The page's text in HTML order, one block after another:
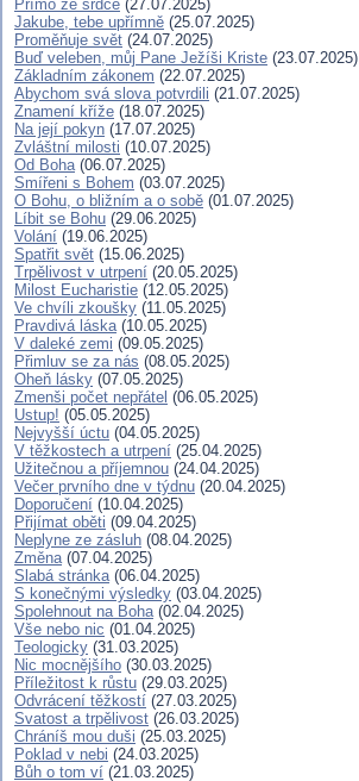
Přímo ze srdce (27.07.2025)
Jakube, tebe upřímně (25.07.2025)
Proměňuje svět (24.07.2025)
Buď veleben, můj Pane Ježíši Kriste (23.07.2025)
Základním zákonem (22.07.2025)
Abychom svá slova potvrdili (21.07.2025)
Znamení kříže (18.07.2025)
Na její pokyn (17.07.2025)
Zvláštní milosti (10.07.2025)
Od Boha(06.07.2025)
Smířeni s Bohem (03.07.2025)
O Bohu, o bližním a o sobě (01.07.2025)
Líbit se Bohu (29.06.2025)
Volání (19.06.2025)
Spatřit svět (15.06.2025)
Trpělivost v utrpení (20.05.2025)
Milost Eucharistie (12.05.2025)
Ve chvíli zkoušky (11.05.2025)
Pravdivá láska(10.05.2025)
V daleké zemi (09.05.2025)
Přimluv se za nás (08.05.2025)
Oheň lásky (07.05.2025)
Zmenši počet nepřátel (06.05.2025)
Ustup! (05.05.2025)
Nejvyšší úctu (04.05.2025)
V těžkostech a utrpení (25.04.2025)
Užitečnou a příjemnou (24.04.2025)
Večer prvního dne v týdnu (20.04.2025)
Doporučení (10.04.2025)
Přijímat oběti (09.04.2025)
Neplyne ze zásluh (08.04.2025)
Změna(07.04.2025)
Slabá stránka(06.04.2025)
S konečnými výsledky (03.04.2025)
Spolehnout na Boha(02.04.2025)
Vše nebo nic (01.04.2025)
Teologicky (31.03.2025)
Nic mocnějšího (30.03.2025)
Příležitost k růstu (29.03.2025)
Odvrácení těžkostí (27.03.2025)
Svatost a trpělivost (26.03.2025)
Chráníš mou duši (25.03.2025)
Poklad v nebi (24.03.2025)
Bůh o tom ví (21.03.2025)